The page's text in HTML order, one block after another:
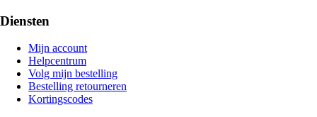
Diensten
Mijn account
Helpcentrum
Volg mijn bestelling
Bestelling retourneren
Kortingscodes